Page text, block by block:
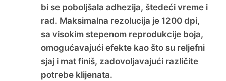
bi se poboljšala adhezija, štedeći vreme i
rad. Maksimalna rezolucija je 1200 dpi,
sa visokim stepenom reprodukcije boja,
omogućavajući efekte kao što su reljefni
sjaj i mat finiš, zadovoljavajući različite
potrebe klijenata.